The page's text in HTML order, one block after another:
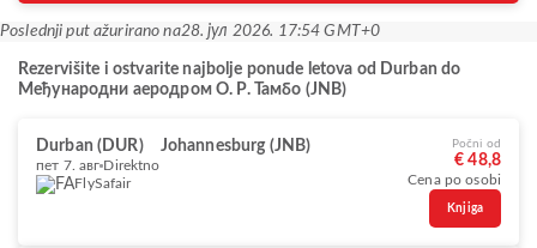
Poslednji put ažurirano na28. јул 2026. 17:54 GMT+0
Rezervišite i ostvarite najbolje ponude letova od Durban do
Међународни аеродром О. Р. Тамбо (JNB)
Durban (DUR) Johannesburg (JNB)
пет 7. авг Direktno
FlySafair
Počni od
€ 48,8
Cena po osobi
Knjiga